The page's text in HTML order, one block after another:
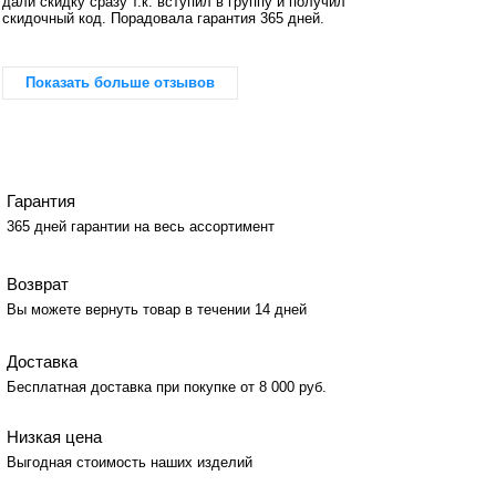
скидочный код. Порадовала гарантия 365 дней.
Показать больше отзывов
Гарантия
365 дней гарантии на весь ассортимент
Возврат
Вы можете вернуть товар в течении 14 дней
Доставка
Бесплатная доставка при покупке от 8 000 руб.
Низкая цена
Выгодная стоимость наших изделий